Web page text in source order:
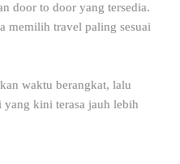
door to door yang tersedia.
memilih travel paling sesuai
waktu berangkat, lalu
kini terasa jauh lebih